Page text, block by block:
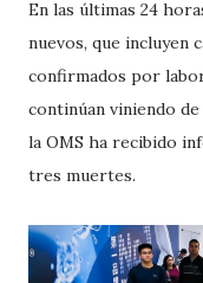
En las últimas 24
nuevos, que incluyen
confirmados por
continúan viniendo
la OMS ha recibido
tres muertes.